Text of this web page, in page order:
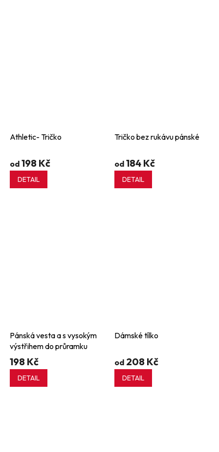
Athletic- Tričko
od 198 Kč
DETAIL
Tričko bez rukávu pánské
od 184 Kč
DETAIL
Pánská vesta a s vysokým
výstřihem do průramku
198 Kč
DETAIL
Dámské tílko
od 208 Kč
DETAIL